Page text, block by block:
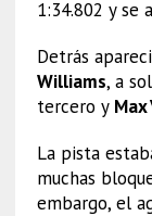
1:34.802 y se
Detrás
Williams, a
tercero y
La pista
muchas
embargo, el